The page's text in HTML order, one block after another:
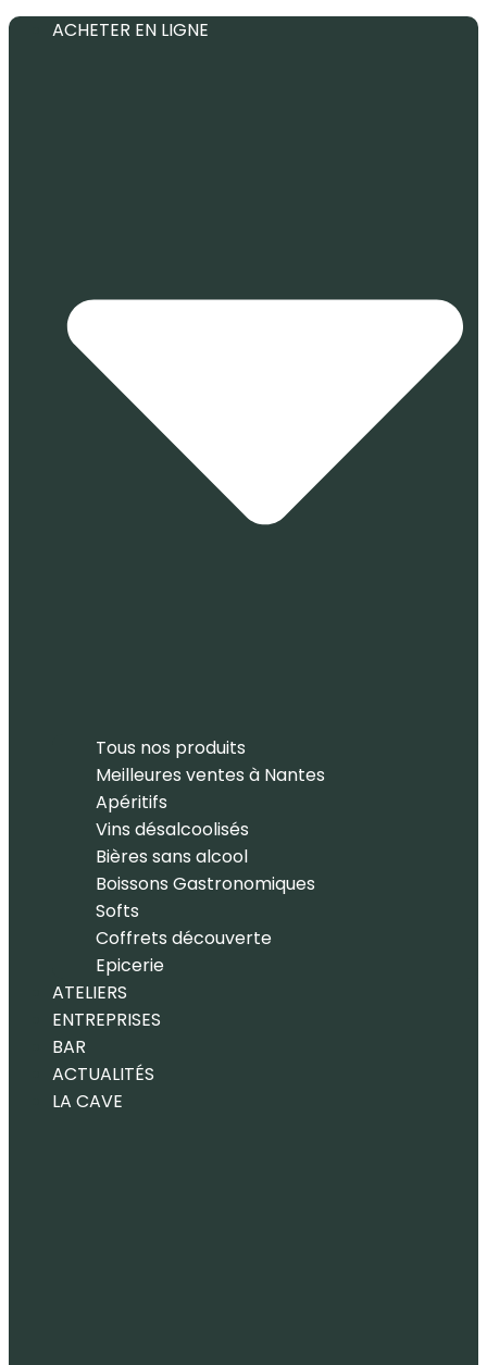
ACHETER EN LIGNE
Tous nos produits
Meilleures ventes à Nantes
Apéritifs
Vins désalcoolisés
Bières sans alcool
Boissons Gastronomiques
Softs
Coffrets découverte
Epicerie
ATELIERS
ENTREPRISES
BAR
ACTUALITÉS
LA CAVE